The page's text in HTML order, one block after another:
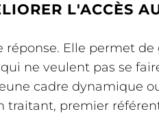
L'ACCÈS
Elle permet de
ne veulent pas se
cadre dynamique
traitant, premier